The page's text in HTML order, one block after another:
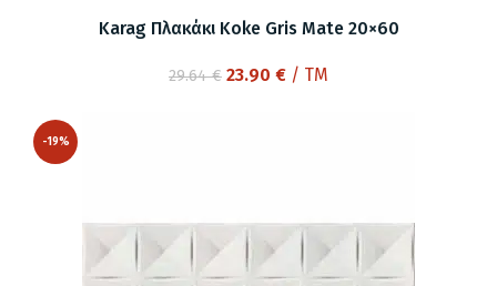
Karag Πλακάκι Koke Gris Mate 20×60
29.64€ Original
23.90 €Η/ TM
-19%